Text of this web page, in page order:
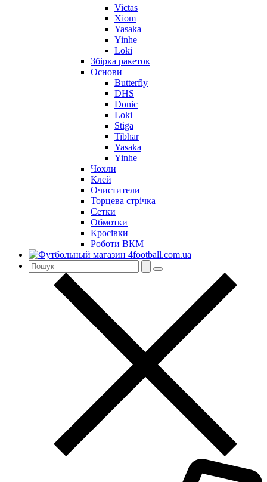
Victas
Xiom
Yasaka
Yinhe
Loki
Збірка ракеток
Основи
Butterfly
DHS
Donic
Loki
Stiga
Tibhar
Yasaka
Yinhe
Чохли
Клей
Очистители
Торцева стрічка
Сетки
Обмотки
Кросівки
Роботи ВКМ